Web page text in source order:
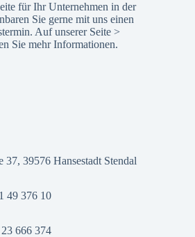
für Ihr Unternehmen in der
Sie gerne mit uns einen
Auf unserer Seite >
Sie mehr Informationen.
37, 39576 Hansestadt Stendal
49 376 10
666 374